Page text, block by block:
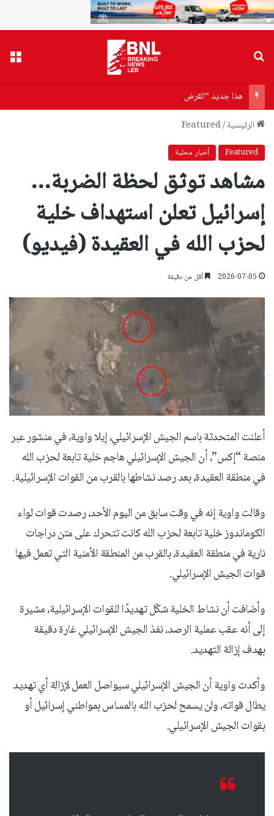
هذا جديد “القرض الحسن”
الرئيسية/
Featured
Featured أخبار محلية
مشاهد توثق لحظة الضربة…
إسرائيل تعلن استهداف خلية
لحزب الله في العقيدة (فيديو)
2026-07-05 أقل من دقيقة
أعلنت المتحدثة باسم الجيش الإسرائيلي، إيلا واوية، في منشور عبر
منصة “إكس”، أن الجيش الإسرائيلي هاجم خلية تابعة لحزب الله
في منطقة العقيدة، بعد رصد نشاطها بالقرب من القوات الإسرائيلية.
وقالت واوية إنه في وقت سابق من اليوم الأحد، رصدت قوات لواء
الكوماندوز خلية تابعة لحزب الله كانت تتحرك على متن دراجات
نارية في منطقة العقيدة، بالقرب من المنطقة الأمنية التي تعمل فيها
قوات الجيش الإسرائيلي.
وأضافت أن نشاط الخلية شكّل تهديدًا للقوات الإسرائيلية، مشيرة
إلى أنه عقب عملية الرصد، نفذ الجيش الإسرائيلي غارة دقيقة
بهدف إزالة التهديد.
وأكدت واوية أن الجيش الإسرائيلي سيواصل العمل لإزالة أي تهديد
يطال قواته، ولن يسمح لحزب الله بالمساس بمواطني إسرائيل أو
بقوات الجيش الإسرائيلي.